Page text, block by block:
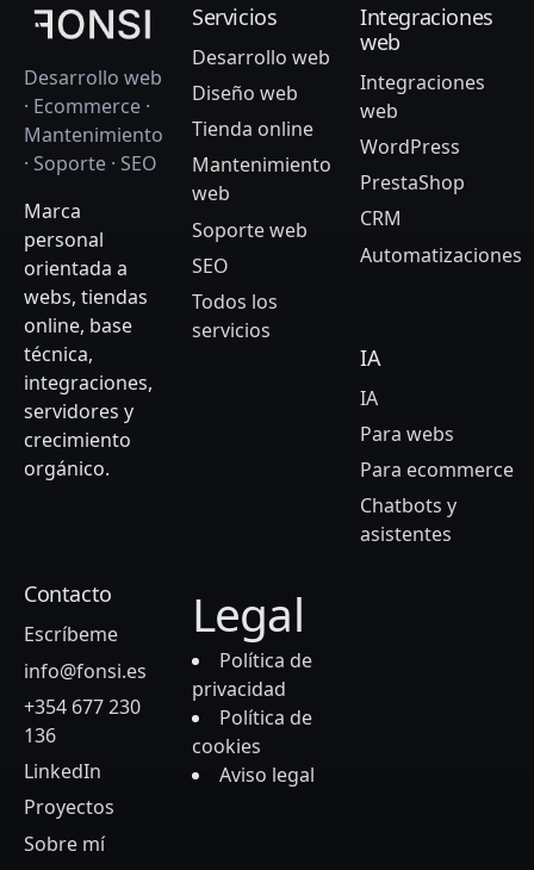
Desarrollo web
· Ecommerce ·
Mantenimiento
· Soporte · SEO
Marca
personal
orientada a
webs, tiendas
online, base
técnica,
integraciones,
servidores y
crecimiento
orgánico.
Servicios
Desarrollo web
Diseño web
Tienda online
Mantenimiento
web
Soporte web
SEO
Todos los
servicios
Integraciones
web
Integraciones
web
WordPress
PrestaShop
CRM
Automatizaciones
IA
IA
Para webs
Para ecommerce
Chatbots y
asistentes
Contacto
Escríbeme
info@fonsi.es
+354 677 230
136
LinkedIn
Proyectos
Sobre mí
Legal
Política de
privacidad
Política de
cookies
Aviso legal